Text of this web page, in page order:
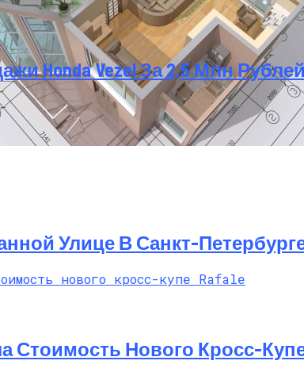
Показывает, Что Усталость
Honda Vezel За 2,5 Млн
Улице В Санкт-
Стоимость Нового Кросс-Купе